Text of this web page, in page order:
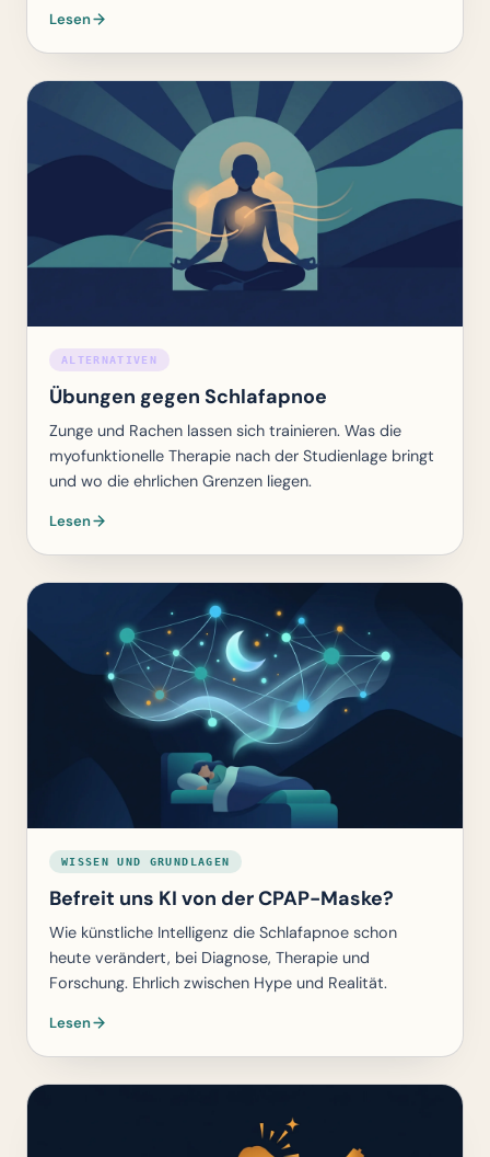
Lesen
ALTERNATIVEN
Übungen gegen Schlafapnoe
Zunge und Rachen lassen sich trainieren. Was die
myofunktionelle Therapie nach der Studienlage bringt
und wo die ehrlichen Grenzen liegen.
Lesen
WISSEN UND GRUNDLAGEN
Befreit uns KI von der CPAP-Maske?
Wie künstliche Intelligenz die Schlafapnoe schon
heute verändert, bei Diagnose, Therapie und
Forschung. Ehrlich zwischen Hype und Realität.
Lesen